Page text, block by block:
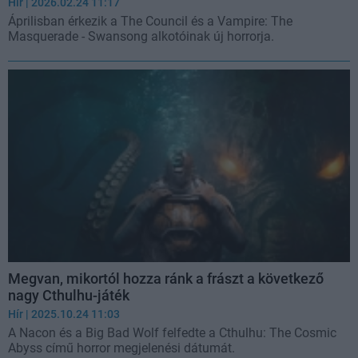
Áprilisban érkezik a The Council és a Vampire: The
Masquerade - Swansong alkotóinak új horrorja.
Megvan, mikortól hozza ránk a frászt a következő
nagy Cthulhu-játék
Hír | 2025.10.24 11:03
A Nacon és a Big Bad Wolf felfedte a Cthulhu: The Cosmic
Abyss című horror megjelenési dátumát.